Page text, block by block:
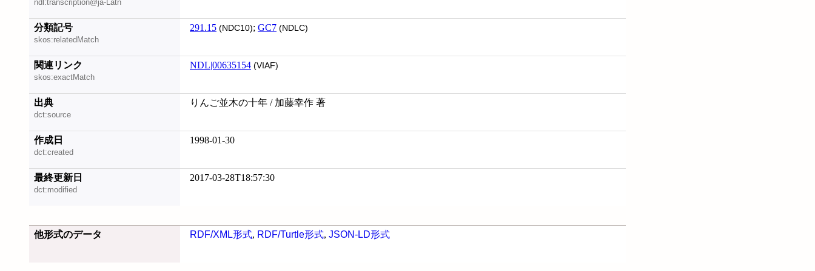
ndl:transcription@ja-Latn
分類記号
skos:relatedMatch
291.15 (NDC10); GC7 (NDLC)
関連リンク
skos:exactMatch
NDL|00635154 (VIAF)
出典
dct:source
りんご並木の十年 / 加藤幸作 著
作成日
dct:created
1998-01-30
最終更新日
dct:modified
2017-03-28T18:57:30
他形式のデータ RDF/XML形式, RDF/Turtle形式, JSON-LD形式